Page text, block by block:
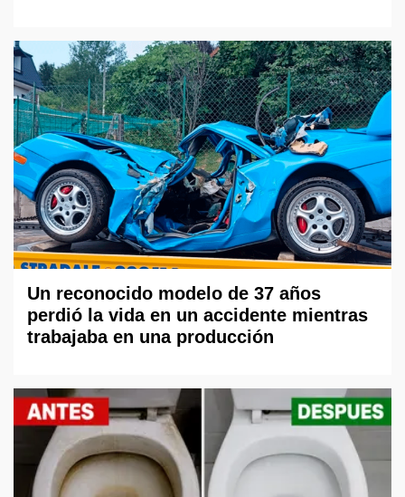
Un reconocido modelo de 37 años
perdió la vida en un accidente mientras
trabajaba en una producción